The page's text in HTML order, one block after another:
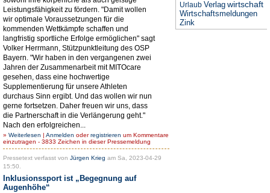
Leistungsfähigkeit zu fördern. "Damit wollen
wir optimale Voraussetzungen für die
kommenden Wettkämpfe schaffen und
langfristig sportliche Erfolge ermöglichen" sagt
Volker Herrmann, Stützpunktleitung des OSP
Bayern. "Wir haben in den vergangenen zwei
Jahren der Zusammenarbeit mit MITOcare
gesehen, dass eine hochwertige
Supplementierung für unsere Athleten
durchaus Sinn ergibt. Und das wollen wir nun
gerne fortsetzen. Daher freuen wir uns, dass
die Partnerschaft in die Verlängerung geht."
Nach den erfolgreichen...
» Weiterlesen | Anmelden oderregistrieren um Kommentare
einzutragen - 3833 Zeichen in dieser Pressemeldung
Pressetext verfasst von Jürgen Krieg am Sa, 2023-04-29
15:50.
Inklusionssport ist „Begegnung auf
Augenhöhe“
Urlaub Verlag wirtschaft
Wirtschaftsmeldungen
Zink